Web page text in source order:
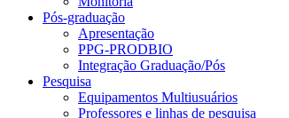
Pós-graduação
Apresentação
PPG-PRODBIO
Integração Graduação/Pós
Pesquisa
Equipamentos Multiusuários
Professores e linhas de pesquisa